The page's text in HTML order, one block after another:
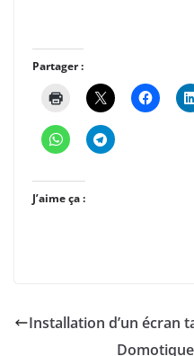
Partager :
J’aime ça :
Installation d’un écran